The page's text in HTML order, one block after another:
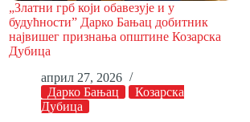
„Златни грб који обавезује и у
будућности” Дарко Бањац добитник
највишег признања општине Козарска
Дубица
април 27, 2026
Дарко Бањац
Козарска
Дубица